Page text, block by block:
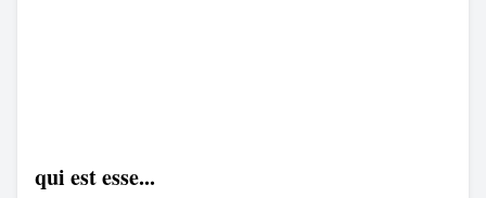
qui est esse...